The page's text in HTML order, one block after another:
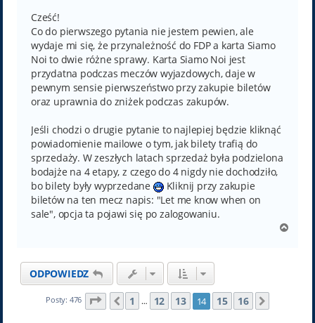
Cześć!
Co do pierwszego pytania nie jestem pewien, ale
wydaje mi się, że przynależność do FDP a karta Siamo
Noi to dwie różne sprawy. Karta Siamo Noi jest
przydatna podczas meczów wyjazdowych, daje w
pewnym sensie pierwszeństwo przy zakupie biletów
oraz uprawnia do zniżek podczas zakupów.
Jeśli chodzi o drugie pytanie to najlepiej będzie kliknąć
powiadomienie mailowe o tym, jak bilety trafią do
sprzedaży. W zeszłych latach sprzedaż była podzielona
bodajże na 4 etapy, z czego do 4 nigdy nie dochodziło,
bo bilety były wyprzedane
Kliknij przy zakupie
biletów na ten mecz napis: "Let me know when on
sale", opcja ta pojawi się po zalogowaniu.
ODPOWIEDZ
Posty: 476 Strona 14 z16
Poprzednia
1 … 12 13 14 15 16